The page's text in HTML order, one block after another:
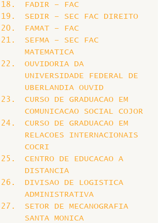
FADIR – FAC
SEDIR – SEC FAC DIREITO
FAMAT – FAC
SEFMA – SEC FAC
MATEMATICA
OUVIDORIA DA
UNIVERSIDADE FEDERAL DE
UBERLANDIA OUVID
CURSO DE GRADUACAO EM
COMUNICACAO SOCIAL COJOR
CURSO DE GRADUACAO EM
RELACOES INTERNACIONAIS
COCRI
CENTRO DE EDUCACAO A
DISTANCIA
DIVISAO DE LOGISTICA
ADMINISTRATIVA
SETOR DE MECANOGRAFIA
SANTA MONICA